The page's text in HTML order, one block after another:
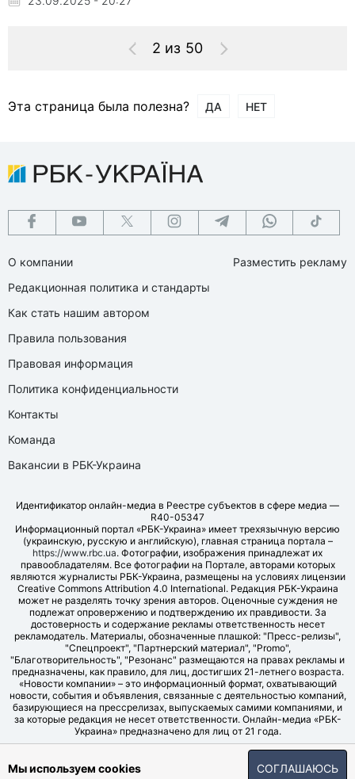
2 из 50
Эта страница была полезна? ДА НЕТ
О компании
Редакционная политика и стандарты
Как стать нашим автором
Правила пользования
Правовая информация
Политика конфиденциальности
Контакты
Команда
Вакансии в РБК-Украина
Разместить рекламу
Идентификатор онлайн-медиа в Реестре субъектов в сфере медиа —
R40-05347
Информационный портал «РБК-Украина» имеет трехязычную версию
(украинскую, русскую и английскую), главная страница портала –
https://www.rbc.ua. Фотографии, изображения принадлежат их
правообладателям. Все фотографии на Портале, авторами которых
являются журналисты РБК-Украина, размещены на условиях лицензии
Creative Commons Attribution 4.0 International. Редакция РБК-Украина
может не разделять точку зрения авторов. Оценочные суждения не
подлежат опровержению и подтверждению их правдивости. За
достоверность и содержание рекламы ответственность несет
рекламодатель. Материалы, обозначенные плашкой: "Пресс-релизы",
"Спецпроект", "Партнерский материал", "Promo",
"Благотворительность", "Резонанс" размещаются на правах рекламы и
предназначены, как правило, для лиц, достигших 21-летнего возраста.
«Новости компании» – это информационный формат, охватывающий
новости, события и объявления, связанные с деятельностью компаний,
базирующиеся на прессрелизах, выпускаемых самими компаниями, и
за которые редакция не несет ответственности. Онлайн-медиа «РБК-
Украина» предназначено для лиц от 21 года.
© LLC "UBT MEDIA", 2006-2026.
Мы используем cookies СОГЛАШАЮСЬ